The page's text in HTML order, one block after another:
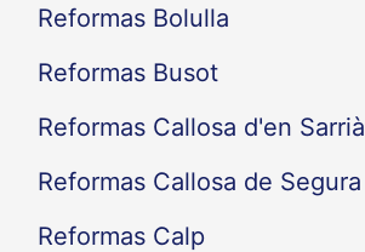
Reformas Bolulla
Reformas Busot
Reformas Callosa d'en Sarrià
Reformas Callosa de Segura
Reformas Calp